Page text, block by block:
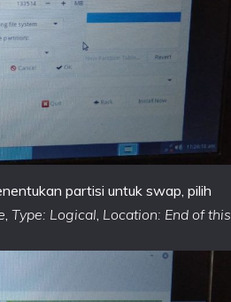
partisi untuk swap, pilih
Type: Logical Location: End of this